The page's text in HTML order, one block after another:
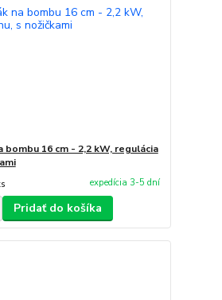
bombu 16 cm - 2,2 kW, regulácia
expedícia 3-5 dní
Pridať do košíka